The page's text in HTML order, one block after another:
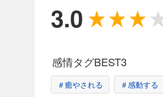
3.0
感情タグBEST3
＃癒やされる ＃感動する